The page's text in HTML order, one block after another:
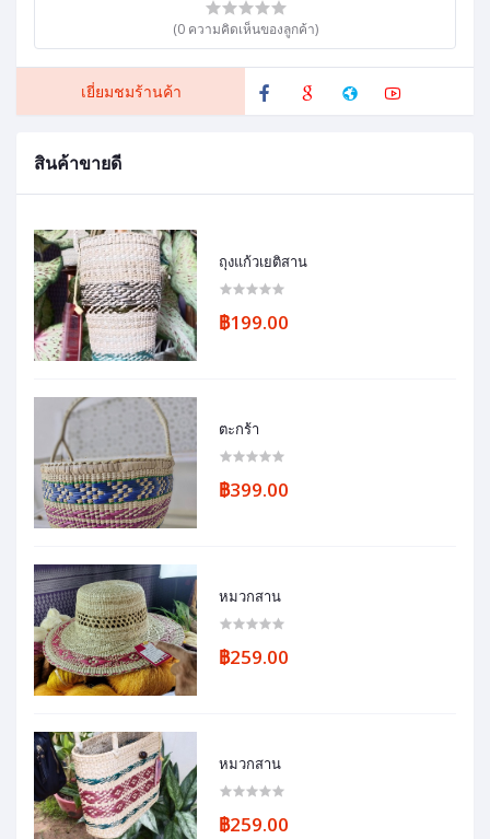
(0 ความคิดเห็นของลูกค้า)
เยี่ยมชมร้านค้า
สินค้าขายดี
ถุงแก้วเยติสาน
฿199.00
ตะกร้า
฿399.00
หมวกสาน
฿259.00
หมวกสาน
฿259.00